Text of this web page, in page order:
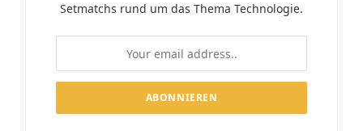
Setmatchs rund um das Thema Technologie.